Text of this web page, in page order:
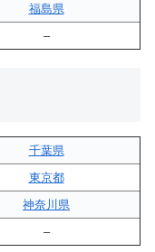
福島県
–
千葉県
東京都
神奈川県
–